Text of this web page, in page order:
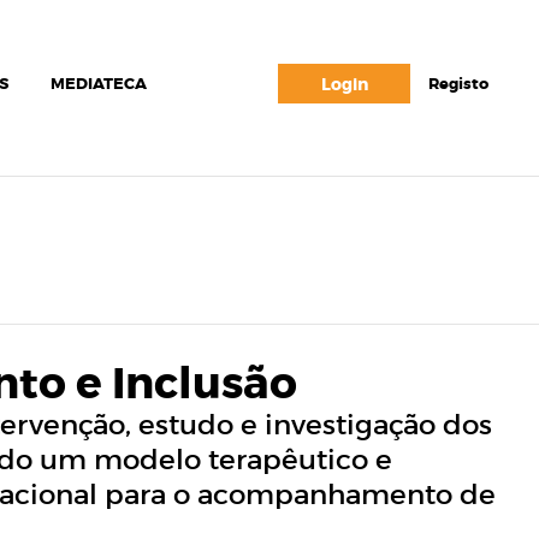
Login Registo
MEDIATECA
e Inclusão
estudo e investigação dos
um modelo terapêutico e
para o acompanhamento de